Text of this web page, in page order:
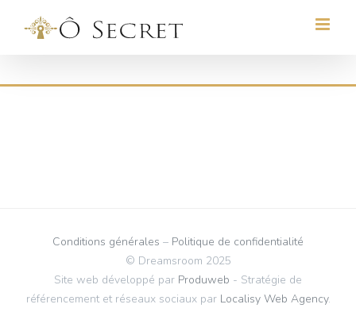
Conditions générales – Politique de confidentialité
© Dreamsroom 2025
Site web développé par Produweb - Stratégie de
référencement et réseaux sociaux par Localisy Web Agency.